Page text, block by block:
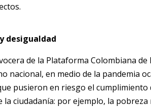
desigualdad
de la Plataforma Colombiana
nacional, en medio de la pandemia
pusieron en riesgo el
la ciudadanía: por ejemplo, la